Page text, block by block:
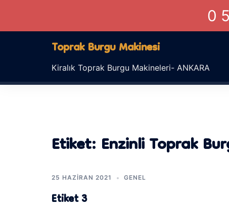
Toprak Burgu Makinesi
Kiralık Toprak Burgu Makineleri- ANKARA
Etiket:Enzinli Toprak
25 HAZIRAN 2021 GENEL
Etiket 3
0